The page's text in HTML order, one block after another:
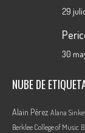
29
30
NUBE DE
Alain Pérez Alana
Berklee College of Music